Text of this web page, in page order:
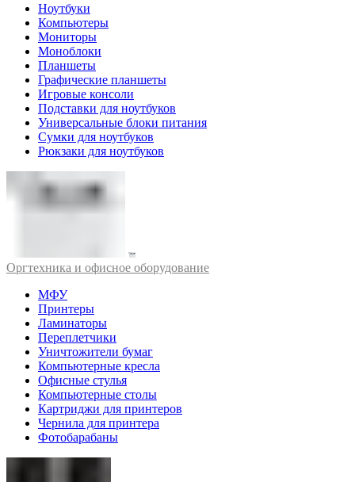
Ноутбуки
Компьютеры
Мониторы
Моноблоки
Планшеты
Графические планшеты
Игровые консоли
Подставки для ноутбуков
Универсальные блоки питания
Сумки для ноутбуков
Рюкзаки для ноутбуков
Оргтехника и офисное оборудование
МФУ
Принтеры
Ламинаторы
Переплетчики
Уничтожители бумаг
Компьютерные кресла
Офисные стулья
Компьютерные столы
Картриджи для принтеров
Чернила для принтера
Фотобарабаны